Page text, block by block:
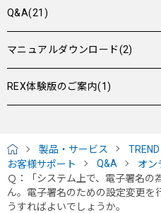
Q&A(21)
マニュアルダウンロード(2)
REX体験版のご案内(1)
H
O
M
E
製品・サービス
お客様サポート
Q&A
オン
Ｑ：「システム上で、電子署名の
ん。電子署名のための設定変更を
うすればよいでしょうか。